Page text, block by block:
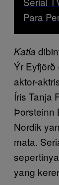
Para
Katla
Ýr
aktor-
Íris Tanja
Þorsteinn
Nordik
mata.
yang